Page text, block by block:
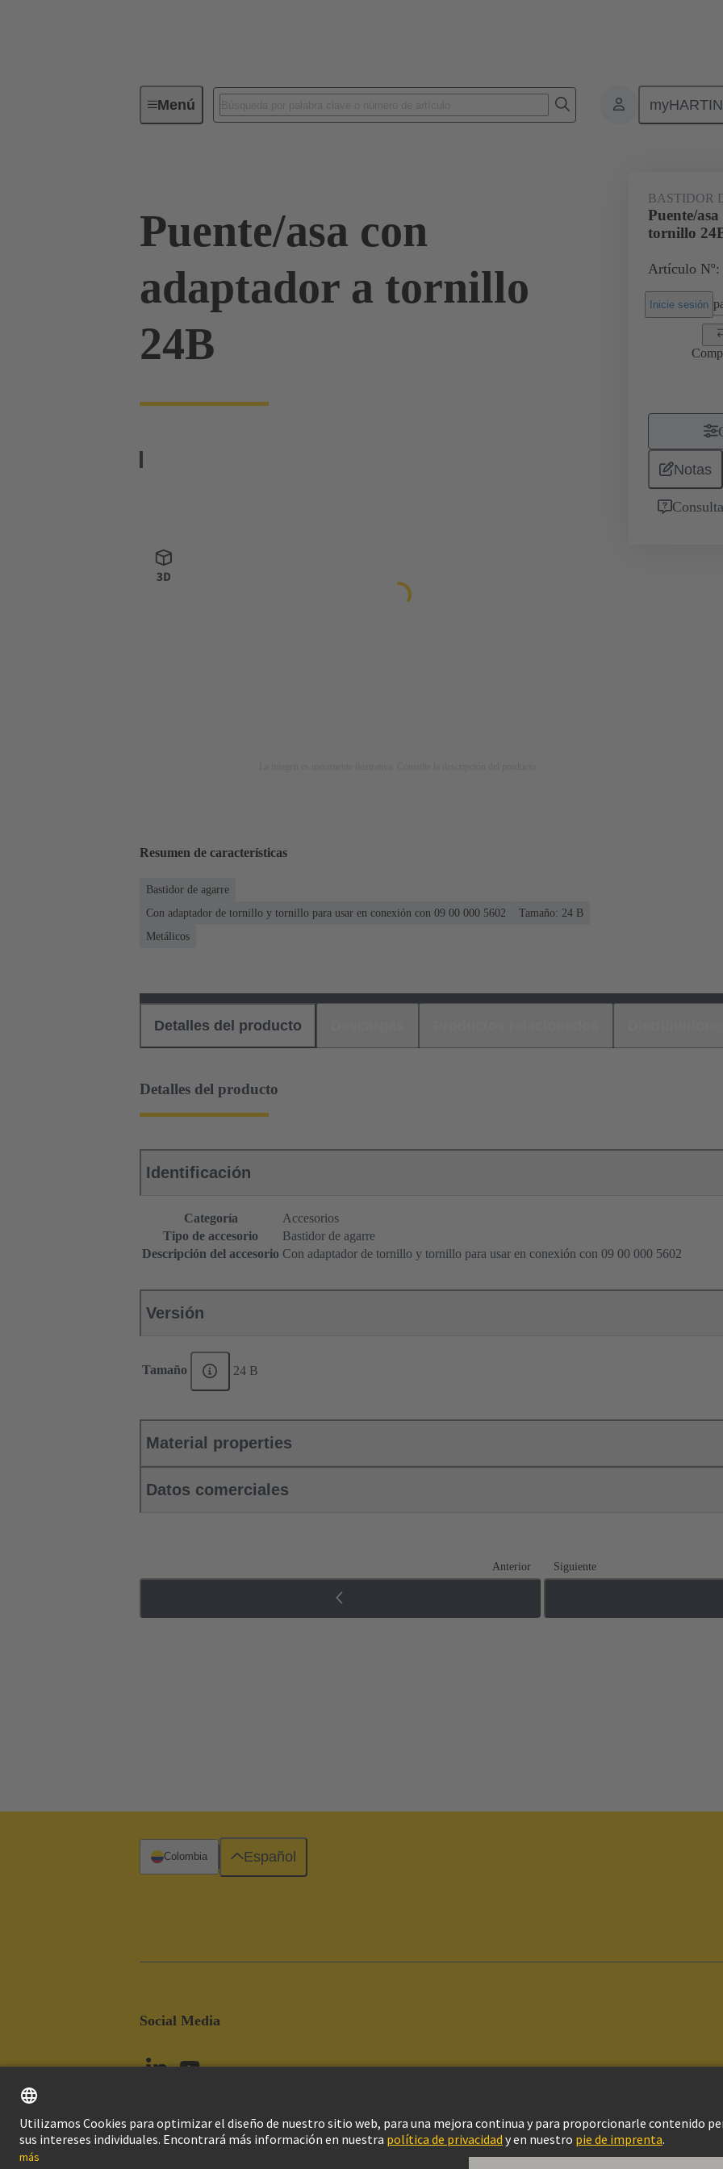
MenúSerie
Puente/asa con
adaptador a tornillo
24B
BASTIDOR
Puente/
tornillo
Artículo Nº:
Inicie sesión
Notas
Resumen de características
Bastidor de agarre
Con adaptador de tornillo y tornillo para usar en conexión con 09 00 000 5602
Tamaño: 24 B
Metálicos
Detalles del producto
Detalles del producto
Identificación
Categoría
Accesorios
Tipo de accesorio
Bastidor de agarre
Descripción del accesorio Con adaptador de tornillo y tornillo para usar en conexión con 09 00 000 5602
Versión
Tamaño 24 B
Material properties
Datos comerciales
Anterior Siguiente
Social Media
Colombia Español